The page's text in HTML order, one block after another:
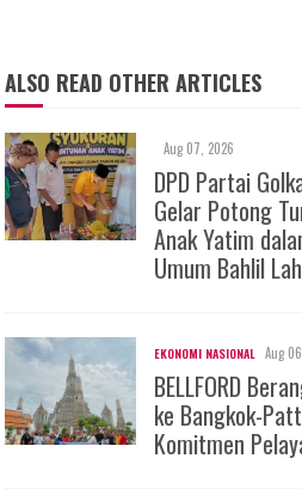
ALSO READ OTHER ARTICLES
Aug 07, 2026
DPD Partai
Gelar Potong
Anak Yatim
Umum Bahlil
EKONOMI NASIONAL Aug
BELLFORD
ke Bangkok-
Komitmen